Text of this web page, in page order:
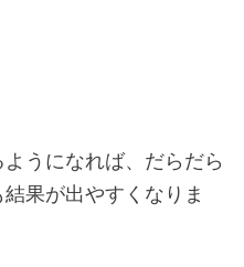
うになれば、だらだら
果が出やすくなりま